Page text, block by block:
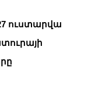
ուստարվա